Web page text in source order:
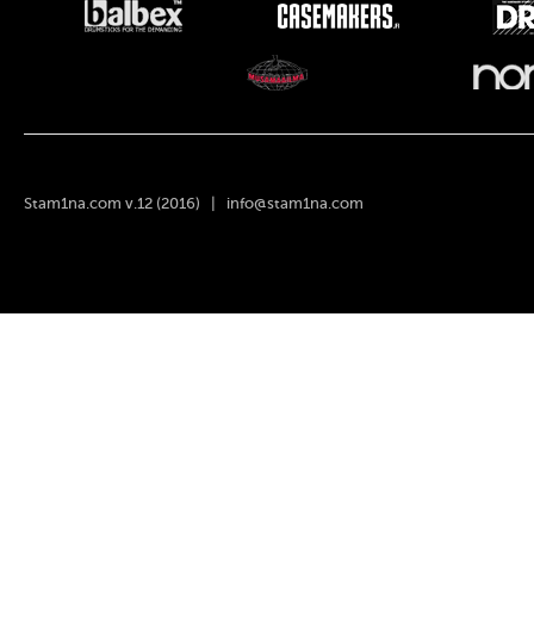
Stam1na.com v.12 (2016) | info@stam1na.com